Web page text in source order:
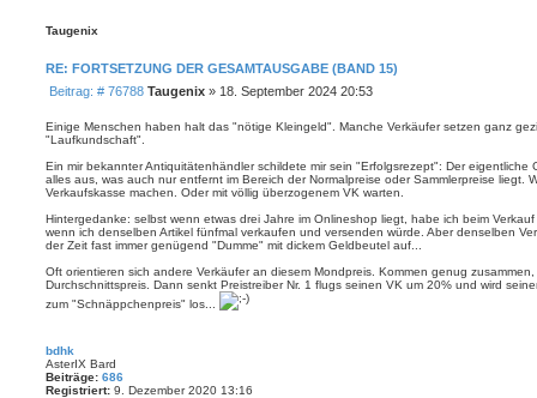
Taugenix
RE: FORTSETZUNG DER GESAMTAUSGABE (BAND 15)
Beitrag: # 76788B
t
a
g
Taugenix » 18. September 2024 20:53
Einige Menschen haben halt das "nötige Kleingeld". Manche Verkäufer setzen ganz
"Laufkundschaft".
Ein mir bekannter Antiquitätenhändler schildete mir sein "Erfolgsrezept": Der eigentliche
alles aus, was auch nur entfernt im Bereich der Normalpreise oder Sammlerpreise liegt.
Verkaufskasse machen. Oder mit völlig überzogenem VK warten.
Hintergedanke: selbst wenn etwas drei Jahre im Onlineshop liegt, habe ich beim
wenn ich denselben Artikel fünfmal verkaufen und versenden würde. Aber denselben
der Zeit fast immer genügend "Dumme" mit dickem Geldbeutel auf...
Oft orientieren sich andere Verkäufer an diesem Mondpreis. Kommen genug
Durchschnittspreis. Dann senkt Preistreiber Nr. 1 flugs seinen VK um 20% und wird
zum "Schnäppchenpreis" los...
bdhk
AsterIX Bard
Beiträge: 686
Registriert: 9. Dezember 2020 13:16